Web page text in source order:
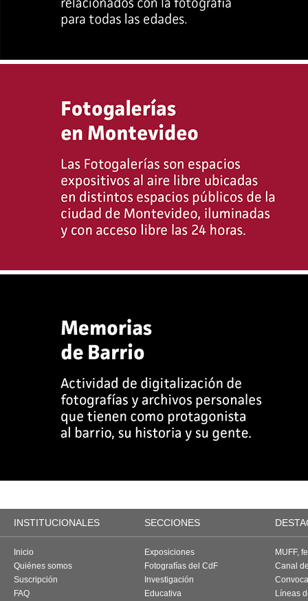
INSTITUCIONALES SECCIONES
Inicio
Quiénes somos
Suscripción
FAQ
Exposiciones
Fotografías del CdF
Investigación
Educativa
MUFF,
Canal
Líneas